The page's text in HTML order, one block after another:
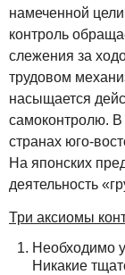
намеченной
контроль
слежения за
трудовом
насыщается
самоконтролю. В
странах юго-
На японских
деятельность
Три аксиомы
Необходимо
Никакие